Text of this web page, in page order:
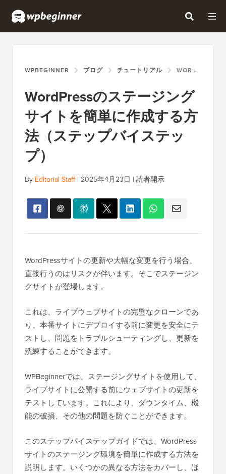
WPBEGINNER ブログ チュートリアル WORDPRESSのステージングサイトを簡単に作成する方法（ステップバイステップ）
WordPressのステージング
サイトを簡単に作成する方
法（ステップバイステッ
プ）
By Editorial Staff| 2025年4月23日 | 読者開示
WordPressサイトの更新や大幅な変更を行う場合、
直接行うのはリスクが伴います。そこでステージン
グサイトが登場します。
これは、ライブウェブサイトの完璧なクローンであ
り、本番サイトにデプロイする前に変更を安全にテ
ストし、問題をトラブルシューティングし、更新を
洗練することができます。
WPBeginnerでは、ステージングサイトを使用して、
ライブサイトに公開する前にウェブサイトの更新を
テストしています。これにより、ダウンタイム、機
能の破損、その他の問題を防ぐことができます。
このステップバイステップガイドでは、WordPress
サイトのステージング環境を簡単に作成する方法を
説明します。いくつかの異なる方法をカバーし、ほ